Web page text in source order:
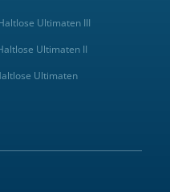
Ultimaten III
Ultimaten II
Ultimaten